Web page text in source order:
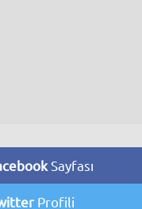
Sayfası
Profili